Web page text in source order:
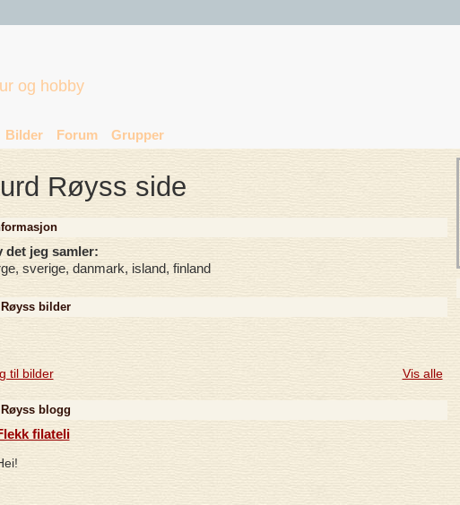
og hobby
Bilder Forum Grupper
Røyss side
det jeg samler:
sverige, danmark, island, finland
bilder
til bilder Vis alle
blogg
filateli